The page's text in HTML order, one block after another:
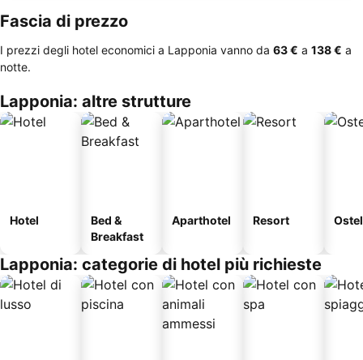
Fascia di prezzo
I prezzi degli hotel economici a Lapponia vanno da ‎63 € a ‎138 € a
notte.
Lapponia: altre strutture
Hotel
Bed &
Breakfast
Aparthotel Resort
Lapponia: categorie di hotel più richieste